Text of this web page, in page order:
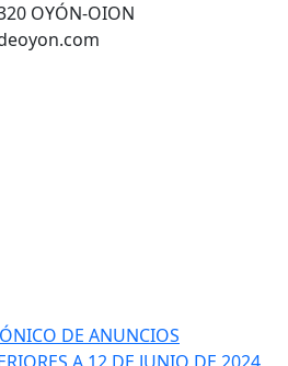
OYÓN-OION
DE ANUNCIOS